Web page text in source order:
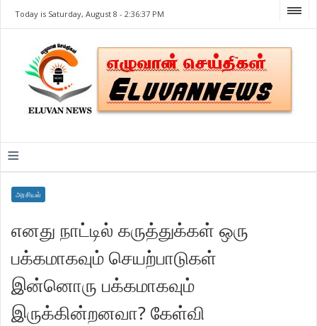
Today is Saturday, August 8 -2:36:37 PM
≡
அரசியல்
எனது நாட்டில் கருத்துக்கள் ஒரு
பக்கமாகவும் செயற்பாடுகள்
இன்னொரு பக்கமாகவும்
இருக்கின்றனவா? கேள்வி